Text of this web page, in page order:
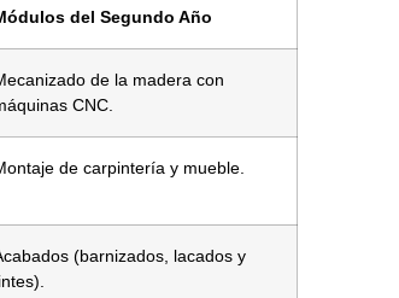
del Segundo Año
de la madera con
CNC.
de carpintería y mueble.
(barnizados, lacados y